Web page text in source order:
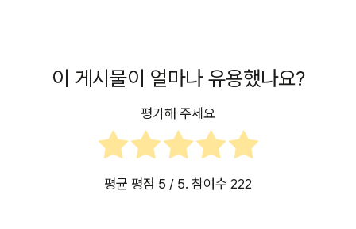
이 게시물이 얼마나 유용했나요?
평가해 주세요
평균 평점 5 / 5. 참여수 222